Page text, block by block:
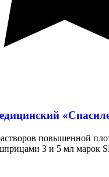
повышенной
3 и 5 мл марок